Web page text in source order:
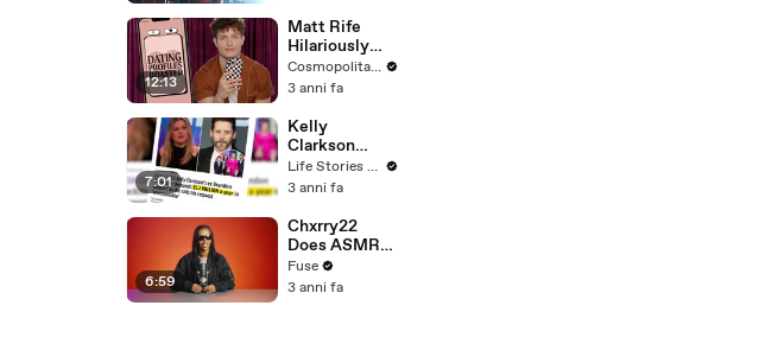
12:13
Matt Rife
Hilariously
Roasts Your
Dating
Cosmopolitan
Cosmopolitan USA
3 anni fa
7:01
Kelly
Clarkson
Fights Back
Against
Blackstock In
Devastating
Divorce
Battle
Life Stories By Goalcast
3 anni fa
6:59
Chxrry22
Does ASMR
with Matcha,
Talks Using
Fuse
3 anni fa